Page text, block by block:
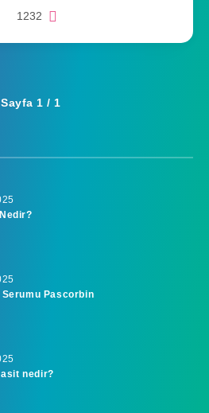
1232
Sayfa 1 / 1
Pascorbin
nedir?